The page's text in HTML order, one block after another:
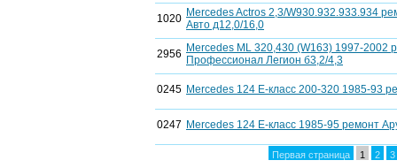
1020 Mercedes Actros 2,3/W930.932.933.934
Авто д12,0/16,0
2956 Mercedes ML 320,430 (W163) 1997-2002
Профессионал Легион б3,2/4,3
0245 Mercedes 124 Е-класс 200-320 1985-93
0247 Mercedes 124 Е-класс 1985-95 ремонт
Первая страница 1 2 3